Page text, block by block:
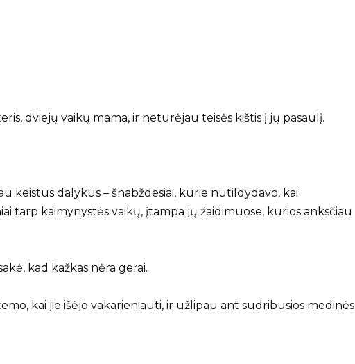
dviejų vaikų mama, ir neturėjau teisės kištis į jų pasaulį.
keistus dalykus – šnabždesiai, kurie nutildydavo, kai
tarp kaimynystės vaikų, įtampa jų žaidimuose, kurios anksčiau
kad kažkas nėra gerai.
kai jie išėjo vakarieniauti, ir užlipau ant sudribusios medinės